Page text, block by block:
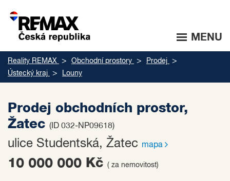
MENU
Reality REMAX Obchodní prostory
Prodej
Ústecký kraj
Louny
Prodej obchodních prostor,
Žatec (ID 032-NP09618)
ulice Studentská, Žatec mapa
10 000 000 Kč ( za nemovitost)